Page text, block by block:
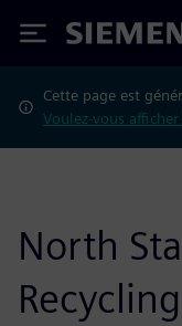
Siemens
Cette page est
Voulez-vous
North